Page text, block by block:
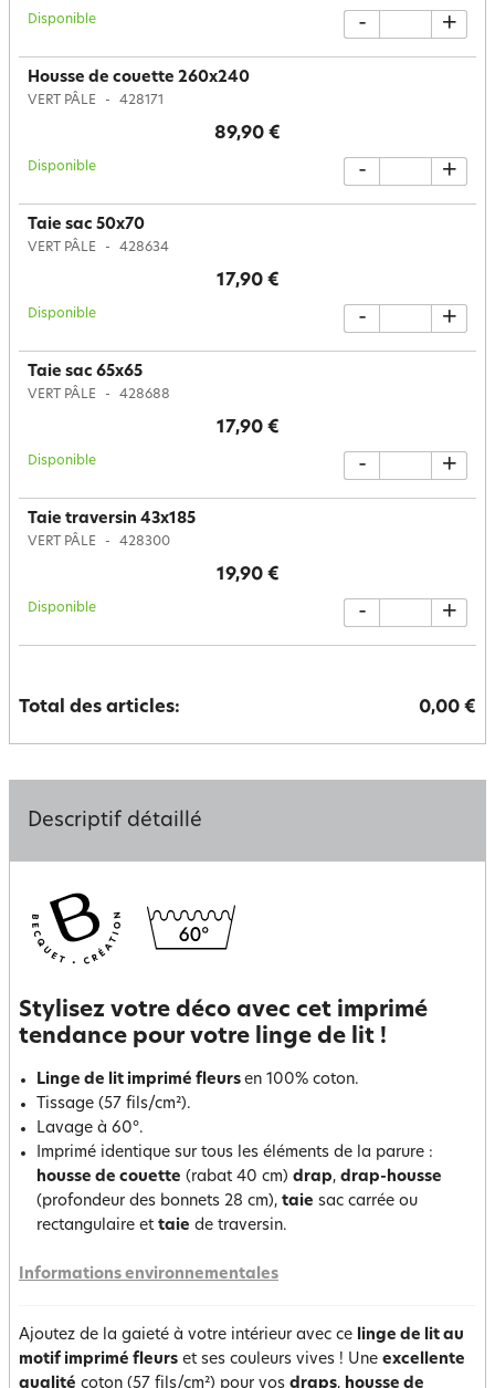
Disponible - +
Housse de couette 260x240
VERT PÂLE 428171
89,90 €
Disponible - +
Taie sac 50x70
VERT PÂLE 428634
17,90 €
Disponible - +
Taie sac 65x65
VERT PÂLE 428688
17,90 €
Disponible - +
Taie traversin 43x185
VERT PÂLE 428300
19,90 €
Disponible - +
Total des articles: 0,00 €
Descriptif détaillé
Stylisez votre déco avec cet imprimé
tendance pour votre linge de lit !
Linge de lit imprimé fleurs en 100% coton.
Tissage (57 fils/cm²).
Lavage à 60°.
Imprimé identique sur tous les éléments de la parure :
housse de couette (rabat 40 cm) drap, drap-housse
(profondeur des bonnets 28 cm), taie sac carrée ou
rectangulaire et taie de traversin.
Informations environnementales
Ajoutez de la gaieté à votre intérieur avec ce linge de lit au
motif imprimé fleurs et ses couleurs vives ! Une excellente
qualité coton (57 fils/cm²) pour vos draps, housse de